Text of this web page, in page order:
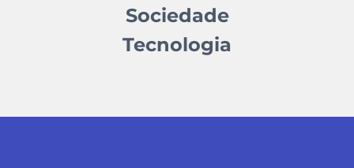
Sociedade
Tecnologia